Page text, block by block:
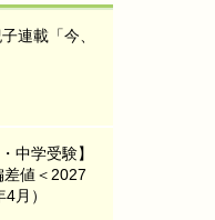
連載「今、
中学受験】
差値＜2027
月）